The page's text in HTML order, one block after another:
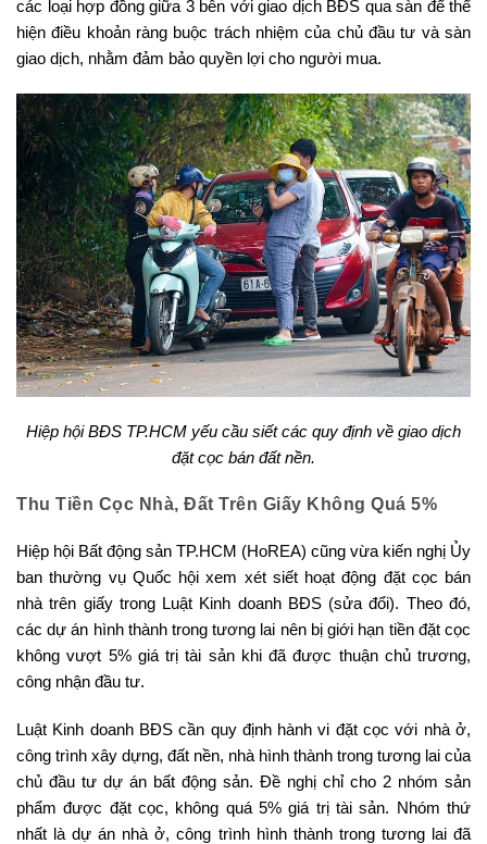
các loại hợp đồng giữa 3 bên với giao dịch BĐS qua sàn để thể
hiện điều khoản ràng buộc trách nhiệm của chủ đầu tư và sàn
giao dịch, nhằm đảm bảo quyền lợi cho người mua.
Hiệp hội BĐS TP.HCM yếu cầu siết các quy định về giao dịch
đặt cọc bán đất nền.
Thu Tiền Cọc Nhà, Đất Trên Giấy Không Quá 5%
Hiệp hội Bất động sản TP.HCM (HoREA) cũng vừa kiến nghị Ủy
ban thường vụ Quốc hội xem xét siết hoạt động đặt cọc bán
nhà trên giấy trong Luật Kinh doanh BĐS (sửa đổi). Theo đó,
các dự án hình thành trong tương lai nên bị giới hạn tiền đặt cọc
không vượt 5% giá trị tài sản khi đã được thuận chủ trương,
công nhận đầu tư.
Luật Kinh doanh BĐS cần quy định hành vi đặt cọc với nhà ở,
công trình xây dựng, đất nền, nhà hình thành trong tương lai của
chủ đầu tư dự án bất động sản. Đề nghị chỉ cho 2 nhóm sản
phẩm được đặt cọc, không quá 5% giá trị tài sản. Nhóm thứ
nhất là dự án nhà ở, công trình hình thành trong tương lai đã